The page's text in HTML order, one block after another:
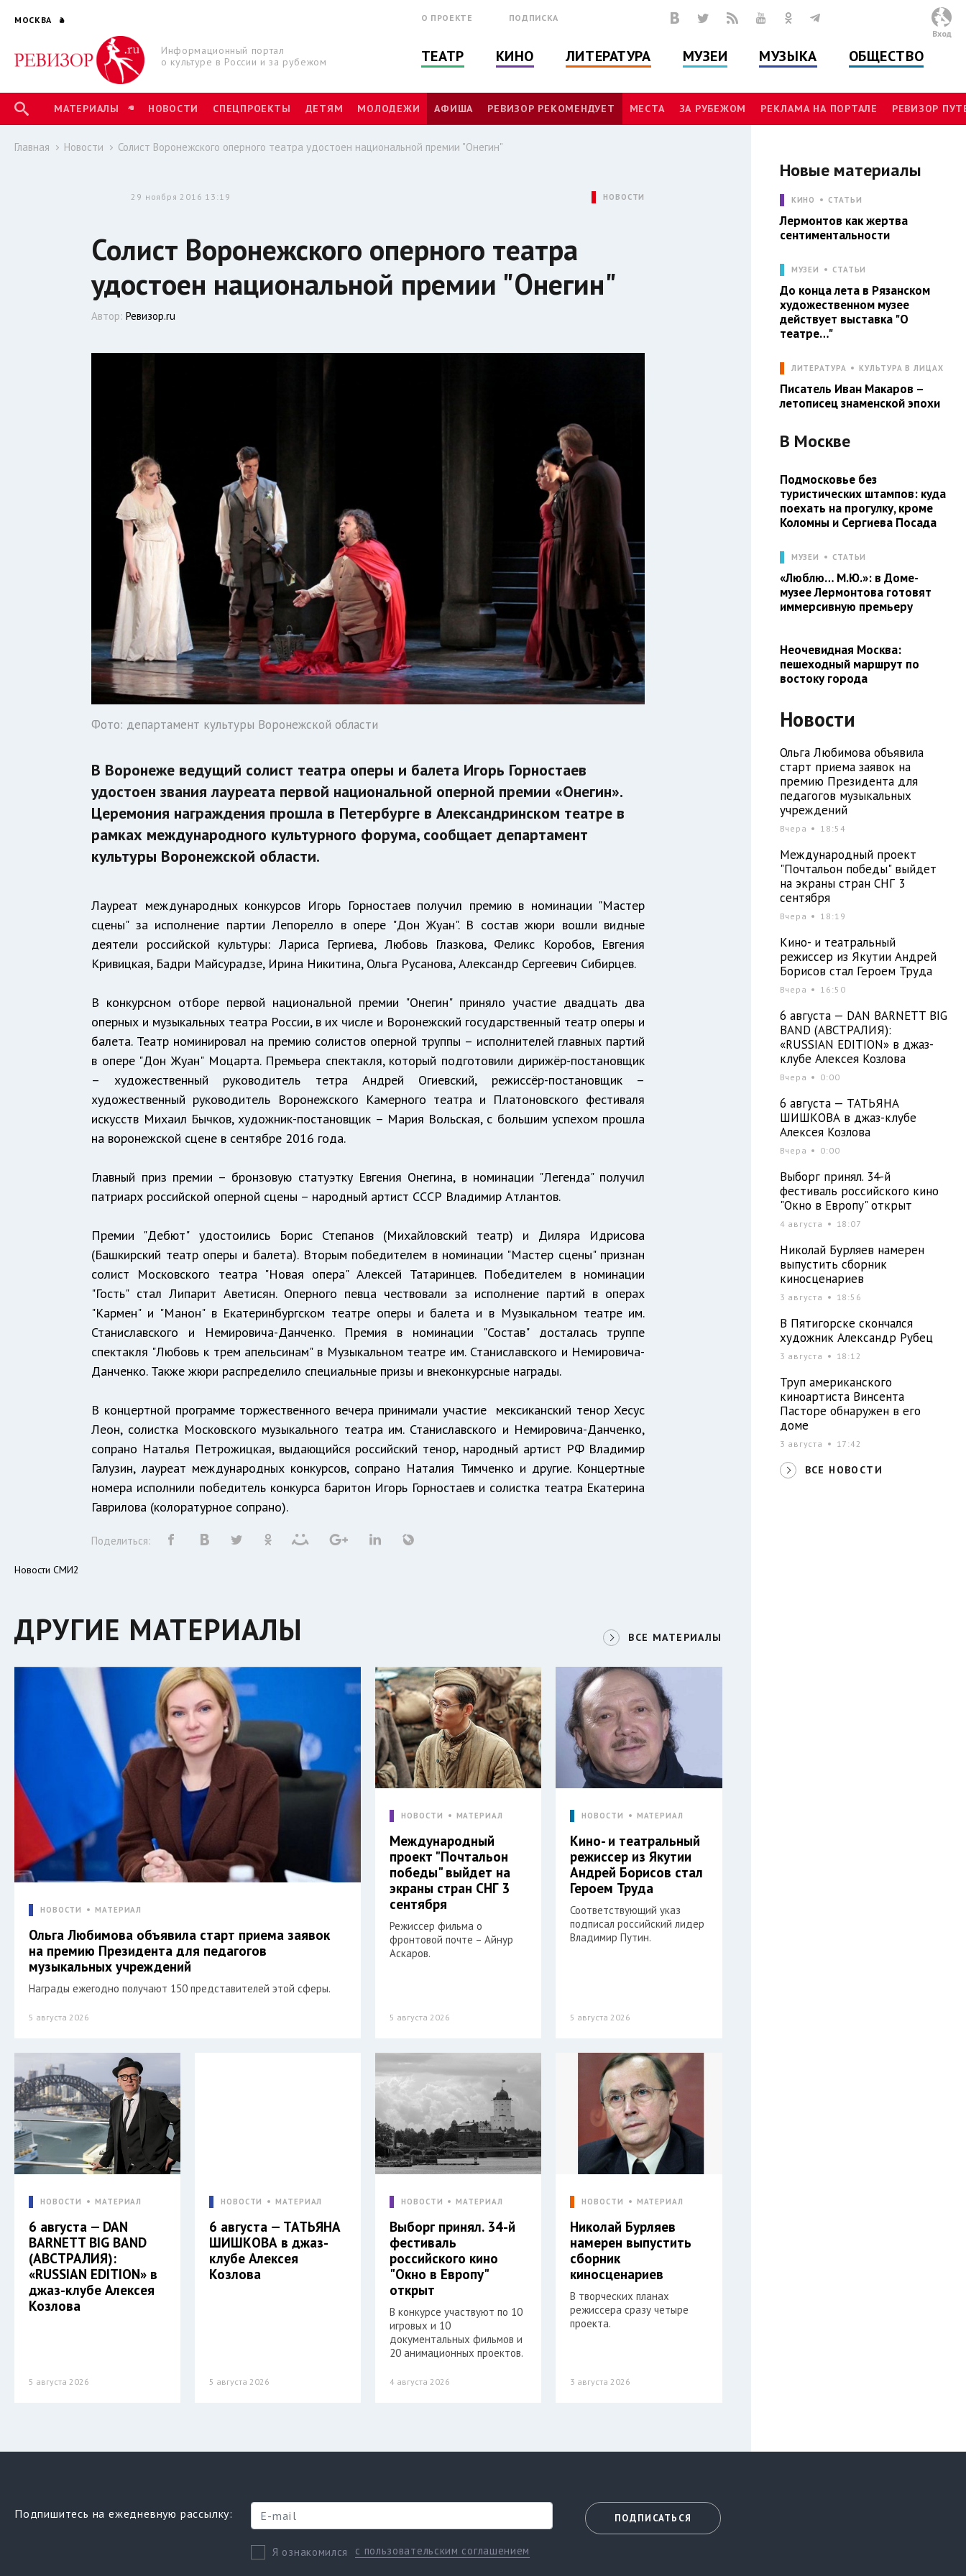
МОСКВА
Информационный портал
о культуре в России и за рубежом
О ПРОЕКТЕ ПОДПИСКА
ТЕАТР КИНО ЛИТЕРАТУРА МУЗЕИ МУЗЫКА ОБЩЕСТВО
Вход
МАТЕРИАЛЫ НОВОСТИ СПЕЦПРОЕКТЫ ДЕТЯМ МОЛОДЕЖИ АФИША РЕВИЗОР РЕКОМЕНДУЕТ МЕСТА ЗА РУБЕЖОМ РЕКЛАМА НА ПОРТАЛЕ РЕВИЗОР
Главная Новости Солист Воронежского оперного театра удостоен национальной премии "Онегин"
29 ноября 2016 13:19 НОВОСТИ
Солист Воронежского оперного театра
удостоен национальной премии "Онегин"
Автор:Ревизор.ru
Фото: департамент культуры Воронежской области
В Воронеже ведущий солист театра оперы и балета Игорь Горностаев
удостоен звания лауреата первой национальной оперной премии «Онегин».
Церемония награждения прошла в Петербурге в Александринском театре в
рамках международного культурного форума, сообщает департамент
культуры Воронежской области.
Лауреат международных конкурсов Игорь Горностаев получил премию в номинации "Мастер
сцены" за исполнение партии Лепорелло в опере "Дон Жуан". В состав жюри вошли видные
деятели российской культуры: Лариса Гергиева, Любовь Глазкова, Феликс Коробов, Евгения
Кривицкая, Бадри Майсурадзе, Ирина Никитина, Ольга Русанова, Александр Сергеевич Сибирцев.
В конкурсном отборе первой национальной премии "Онегин" приняло участие двадцать два
оперных и музыкальных театра России, в их числе и Воронежский государственный театр оперы и
балета. Театр номинировал на премию солистов оперной труппы – исполнителей главных партий
в опере "Дон Жуан" Моцарта. Премьера спектакля, который подготовили дирижёр-постановщик
– художественный руководитель тетра Андрей Огиевский, режиссёр-постановщик –
художественный руководитель Воронежского Камерного театра и Платоновского фестиваля
искусств Михаил Бычков, художник-постановщик – Мария Вольская, с большим успехом прошла
на воронежской сцене в сентябре 2016 года.
Главный приз премии – бронзовую статуэтку Евгения Онегина, в номинации "Легенда" получил
патриарх российской оперной сцены – народный артист СССР Владимир Атлантов.
Премии "Дебют" удостоились Борис Степанов (Михайловский театр) и Диляра Идрисова
(Башкирский театр оперы и балета). Вторым победителем в номинации "Мастер сцены" признан
солист Московского театра "Новая опера" Алексей Татаринцев. Победителем в номинации
"Гость" стал Липарит Аветисян. Оперного певца чествовали за исполнение партий в операх
"Кармен" и "Манон" в Екатеринбургском театре оперы и балета и в Музыкальном театре им.
Станиславского и Немировича-Данченко. Премия в номинации "Состав" досталась труппе
спектакля "Любовь к трем апельсинам" в Музыкальном театре им. Станиславского и Немировича-
Данченко. Также жюри распределило специальные призы и внеконкурсные награды.
В концертной программе торжественного вечера принимали участие мексиканский тенор Хесус
Леон, солистка Московского музыкального театра им. Станиславского и Немировича-Данченко,
сопрано Наталья Петрожицкая, выдающийся российский тенор, народный артист РФ Владимир
Галузин, лауреат международных конкурсов, сопрано Наталия Тимченко и другие. Концертные
номера исполнили победитель конкурса баритон Игорь Горностаев и солистка театра Екатерина
Гаврилова (колоратурное сопрано).
Поделиться:
Новости СМИ2
ДРУГИЕ МАТЕРИАЛЫ ВСЕ МАТЕРИАЛЫ
НОВОСТИ МАТЕРИАЛ
Ольга Любимова объявила старт приема заявок
на премию Президента для педагогов
музыкальных учреждений
Награды ежегодно получают 150 представителей этой сферы.
5 августа 2026
НОВОСТИ МАТЕРИАЛ
Международный
проект "Почтальон
победы" выйдет на
экраны стран СНГ 3
сентября
Режиссер фильма о
фронтовой почте – Айнур
Аскаров.
5 августа 2026
НОВОСТИ МАТЕРИАЛ
Кино- и театральный
режиссер из Якутии
Андрей Борисов стал
Героем Труда
Соответствующий указ
подписал российский лидер
Владимир Путин.
5 августа 2026
НОВОСТИ МАТЕРИАЛ
6 августа — DAN
BARNETT BIG BAND
(АВСТРАЛИЯ):
«RUSSIAN EDITION» в
джаз-клубе Алексея
Козлова
5 августа 2026
НОВОСТИ МАТЕРИАЛ
6 августа — ТАТЬЯНА
ШИШКОВА в джаз-
клубе Алексея
Козлова
5 августа 2026
НОВОСТИ МАТЕРИАЛ
Выборг принял. 34-й
фестиваль
российского кино
"Окно в Европу"
открыт
В конкурсе участвуют по 10
игровых и 10
документальных фильмов и
20 анимационных проектов.
4 августа 2026
НОВОСТИ МАТЕРИАЛ
Николай Бурляев
намерен выпустить
сборник
киносценариев
В творческих планах
режиссера сразу четыре
проекта.
3 августа 2026
Новые материалы
КИНО СТАТЬИ
Лермонтов как жертва
сентиментальности
МУЗЕИ СТАТЬИ
До конца лета в Рязанском
художественном музее
действует выставка "О
театре…"
ЛИТЕРАТУРА КУЛЬТУРА В ЛИЦАХ
Писатель Иван Макаров –
летописец знаменской эпохи
В Москве
Подмосковье без
туристических штампов: куда
поехать на прогулку, кроме
Коломны и Сергиева Посада
МУЗЕИ СТАТЬИ
«Люблю… М.Ю.»: в Доме-
музее Лермонтова готовят
иммерсивную премьеру
Неочевидная Москва:
пешеходный маршрут по
востоку города
Новости
Ольга Любимова объявила
старт приема заявок на
премию Президента для
педагогов музыкальных
учреждений
Вчера 18:54
Международный проект
"Почтальон победы" выйдет
на экраны стран СНГ 3
сентября
Вчера 18:19
Кино- и театральный
режиссер из Якутии Андрей
Борисов стал Героем Труда
Вчера 16:50
6 августа — DAN BARNETT BIG
BAND (АВСТРАЛИЯ):
«RUSSIAN EDITION» в джаз-
клубе Алексея Козлова
Вчера 0:00
6 августа — ТАТЬЯНА
ШИШКОВА в джаз-клубе
Алексея Козлова
Вчера 0:00
Выборг принял. 34-й
фестиваль российского кино
"Окно в Европу" открыт
4 августа 18:07
Николай Бурляев намерен
выпустить сборник
киносценариев
3 августа 18:56
В Пятигорске скончался
художник Александр Рубец
3 августа 18:12
Труп американского
киноартиста Винсента
Пасторе обнаружен в его
доме
3 августа 17:42
ВСЕ НОВОСТИ
Подпишитесь на ежедневную рассылку:
Я ознакомился с пользовательским соглашением
ПОДПИСАТЬСЯ